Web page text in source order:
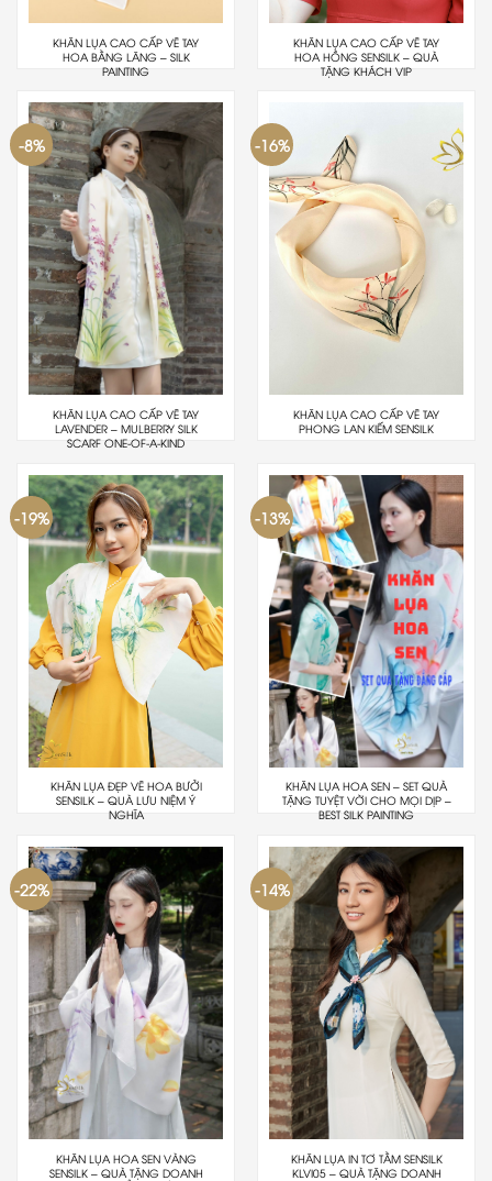
KHĂN LỤA CAO CẤP VẼ TAY
HOA BẰNG LĂNG – SILK
PAINTING
KHĂN LỤA CAO CẤP VẼ TAY
HOA HỒNG SENSILK – QUÀ
TẶNG KHÁCH VIP
-8%
KHĂN LỤA CAO CẤP VẼ TAY
LAVENDER – MULBERRY SILK
SCARF ONE-OF-A-KIND
-16%
KHĂN LỤA CAO CẤP VẼ TAY
PHONG LAN KIẾM SENSILK
-19%
KHĂN LỤA ĐẸP VẼ HOA BƯỞI
SENSILK – QUÀ LƯU NIỆM Ý
NGHĨA
-13%
KHĂN LỤA HOA SEN – SET QUÀ
TẶNG TUYỆT VỜI CHO MỌI DỊP –
BEST SILK PAINTING
-22%
KHĂN LỤA HOA SEN VÀNG
SENSILK – QUÀ TẶNG DOANH
-14%
KHĂN LỤA IN TƠ TẰM SENSILK
KLVI05 – QUÀ TẶNG DOANH